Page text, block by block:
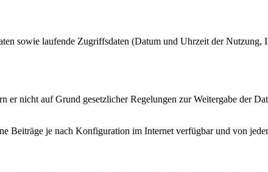
sowie laufende Zugriffsdaten (Datum und Uhrzeit der
nicht auf Grund gesetzlicher Regelungen zur Weitergabe der
Beiträge je nach Konfiguration im Internet verfügbar und von